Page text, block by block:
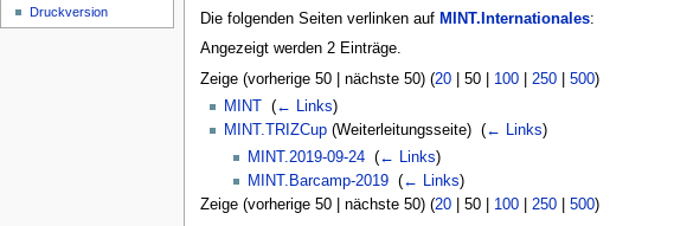
Die folgenden Seiten verlinken auf MINT.Internationales:
Angezeigt werden 2 Einträge.
Zeige (vorherige 50| nächste 50) (20| 50| 100| 250| 500)
MINT‎ (← Links)
MINT.TRIZCup(Weiterleitungsseite) ‎ (← Links)
MINT.2019-09-24 ‎(← Links)
MINT.Barcamp-2019 ‎(← Links)
Zeige (vorherige 50| nächste 50) (20| 50| 100| 250| 500)
Druckversion